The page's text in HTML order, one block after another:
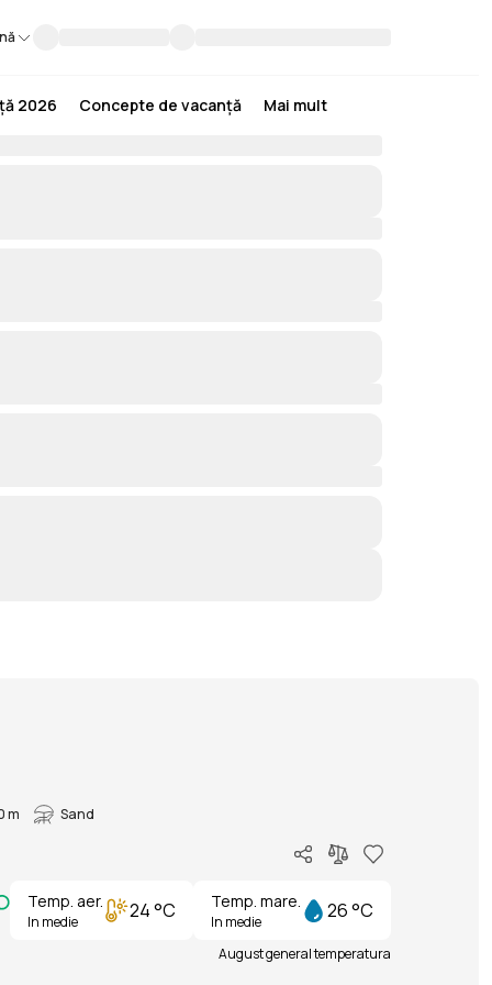
2026 Concepte de vacanță Mai mult
m Sand
Temp. aer.
In medie 24 °C Temp. mare.
In medie 26 °C
August general temperatura